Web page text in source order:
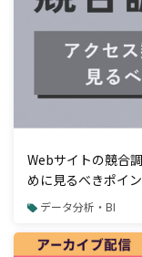
Webサイトの競合
めに見るべきポイ
データ分析・BI